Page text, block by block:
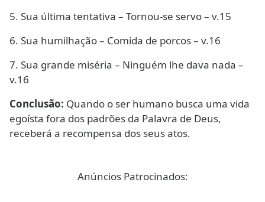
5. Sua última tentativa – Tornou-se servo – v.15
6. Sua humilhação – Comida de porcos – v.16
7. Sua grande miséria – Ninguém lhe dava nada –
v.16
Conclusão: Quando o ser humano busca uma vida
egoísta fora dos padrões da Palavra de Deus,
receberá a recompensa dos seus atos.
Anúncios Patrocinados: